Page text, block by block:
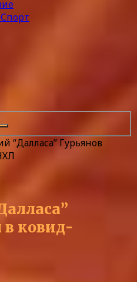
“Далласа” Гурьянов
в ковид-